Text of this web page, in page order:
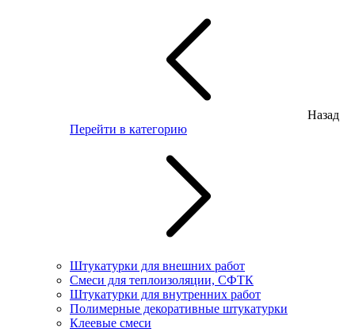
Назад
Перейти в категорию
Штукатурки для внешних работ
Смеси для теплоизоляции, СФТК
Штукатурки для внутренних работ
Полимерные декоративные штукатурки
Клеевые смеси